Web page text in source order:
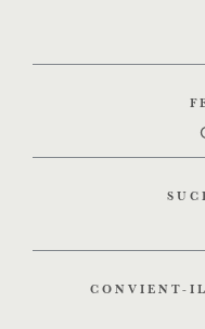
CONVIENT-